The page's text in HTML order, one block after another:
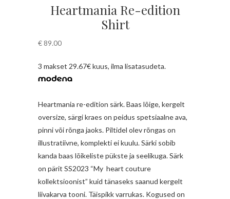
Heartmania Re-edition
Shirt
€89.00
3 makset 29.67€ kuus, ilma lisatasudeta.
Heartmania re-edition särk. Baas lõige, kergelt
oversize, särgi kraes on peidus spetsiaalne ava,
pinni või rõnga jaoks. Piltidel olev rõngas on
illustratiivne, komplekti ei kuulu. Särki sobib
kanda baas lõikeliste pükste ja seelikuga. Särk
on pärit SS2023 “My heart couture
kollektsioonist” kuid tänaseks saanud kergelt
liivakarva tooni. Täispikk varrukas. Kogused on